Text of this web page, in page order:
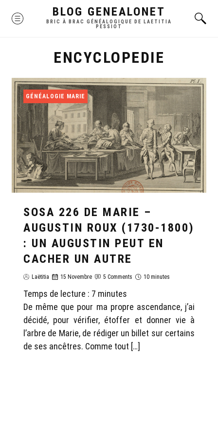
MENU BLOG GENEALONET
BRIC À BRAC GÉNÉALOGIQUE DE LAETITIA
PESSIOT
ENCYCLOPEDIE
GÉNÉALOGIE MARIE
SOSA 226 DE MARIE –
AUGUSTIN ROUX (1730-1800)
: UN AUGUSTIN PEUT EN
CACHER UN AUTRE
Laëtitia 15 Novembre 5 Comments 10 minutes
Temps de lecture : 7 minutes
De même que pour ma propre ascendance, j’ai
décidé, pour vérifier, étoffer et donner vie à
l’arbre de Marie, de rédiger un billet sur certains
de ses ancêtres. Comme tout […]